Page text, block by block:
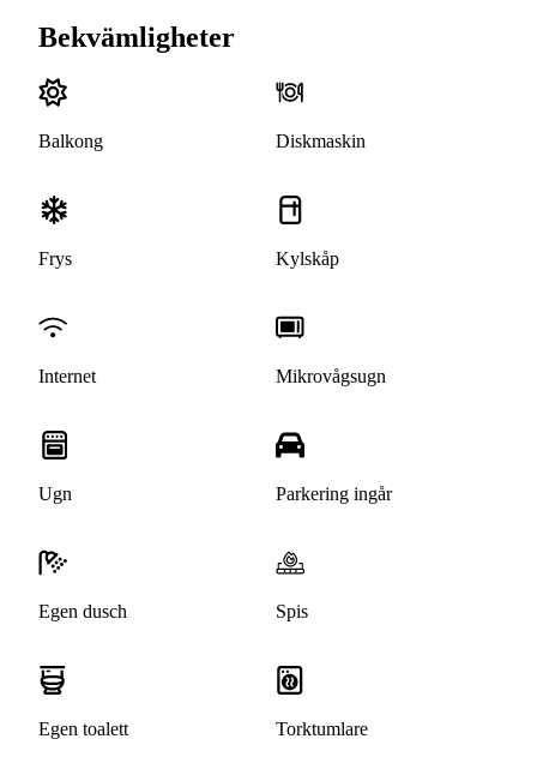
Bekvämligheter
Balkong Diskmaskin
Frys Kylskåp
Internet Mikrovågsugn
Ugn Parkering ingår
Egen dusch Spis
Egen toalett Torktumlare